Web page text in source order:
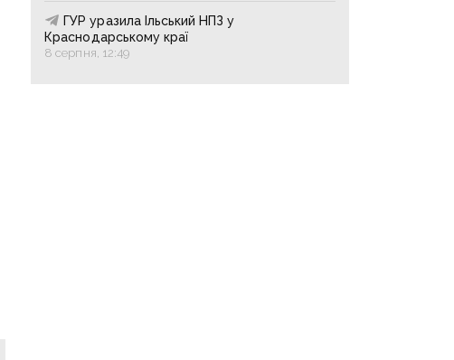
ГУР уразила Ільський НПЗ у
Краснодарському краї
8 серпня, 12:49